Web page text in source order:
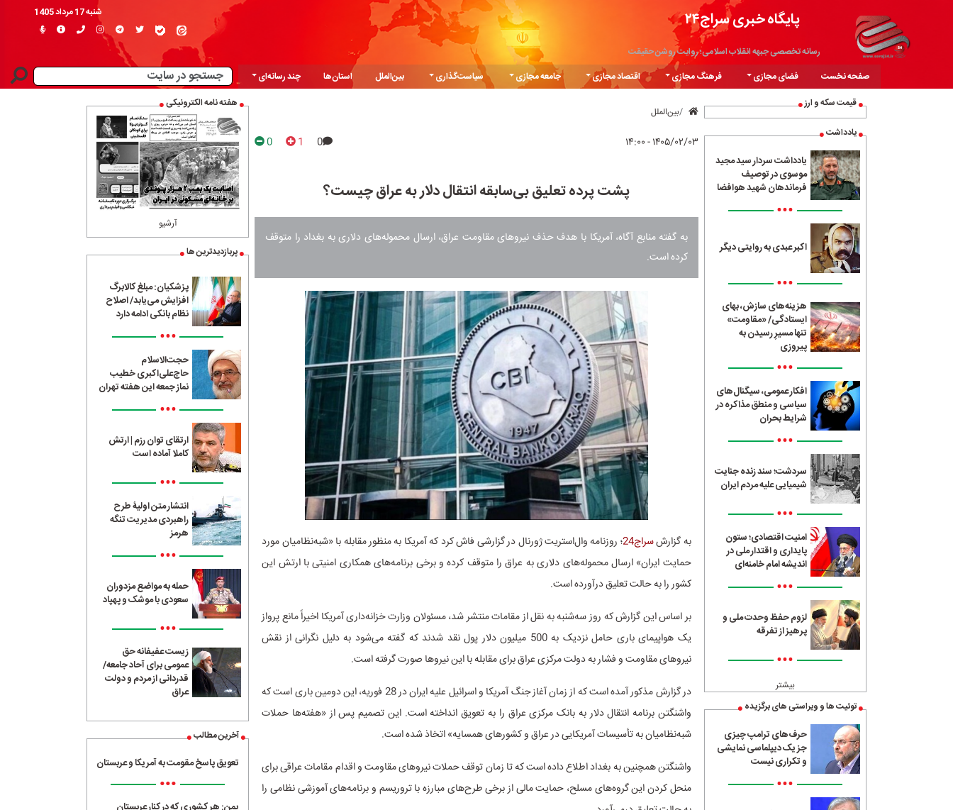
پایگاه خبری سراج۲۴
رسانه تخصصی جبهه انقلاب اسلامی؛ روایت روشن حقیقت
شنبه 17 مرداد 1405
صفحه نخست فضای مجازی فرهنگ مجازی اقتصاد مجازی جامعه مجازی سیاست‌گذاری بین‌الملل استان‌ها
چند رسانه‌ای
قیمت سکه و ارز
یادداشت
یادداشت سردار سید مجید
موسوی در توصیف
فرماندهان شهید هوافضا
•••
اکبر عبدی به روایتی دیگر
•••
هزینه‌های سازش، بهای
ایستادگی/ «مقاومت»
تنها مسیرِ رسیدن به
پیروزی
•••
افکار عمومی، سیگنال‌های
سیاسی و منطق مذاکره در
شرایط بحران
•••
سردشت؛ سند زنده جنایت
شیمیایی علیه مردم ایران
•••
امنیت اقتصادی؛ ستون
پایداری و اقتدار ملی در
اندیشه امام خامنه‌ای
•••
لزوم حفظ وحدت ملی و
پرهیز از تفرقه
•••
بیشتر
توئیت ها و ویراستی های برگزیده
حرف‌های ترامپ چیزی
جز یک دیپلماسی نمایشی
و تکراری نیست
•••
بین‌الملل
۱۴۰۵/۰۲/۰۳ - ۱۴:۰۰ 0
1
0
پشت پرده تعلیق بی‌سابقه انتقال دلار به عراق چیست؟
به گفته منابع آگاه، آمریکا با هدف حذف نیروهای مقاومت عراق، ارسال محموله‌های دلاری به بغداد را متوقف
کرده است.
به گزارشسراج24
؛ روزنامه وال‌استریت ژورنال در گزارشی فاش کرد که آمریکا به منظور مقابله با «شبه‌نظامیان مورد
حمایت ایران» ارسال محموله‌های دلاری به عراق را متوقف کرده و برخی برنامه‌های همکاری امنیتی با ارتش این
کشور را به حالت تعلیق درآورده است.
بر اساس این گزارش که روز سه‌شنبه به نقل از مقامات منتشر شد، مسئولان وزارت خزانه‌داری آمریکا اخیراً مانع پرواز
یک هواپیمای باری حامل نزدیک به 500 میلیون دلار پول نقد شدند که گفته می‌شود به دلیل نگرانی از نقش
نیروهای مقاومت و فشار به دولت مرکزی عراق برای مقابله با این نیروها صورت گرفته است.
در گزارش مذکور آمده است که از زمان آغاز جنگ آمریکا و اسرائیل علیه ایران در 28 فوریه، این دومین باری است که
واشنگتن برنامه انتقال دلار به بانک مرکزی عراق را به تعویق انداخته است. این تصمیم پس از «هفته‌ها حملات
شبه‌نظامیان به تأسیسات آمریکایی در عراق و کشورهای همسایه» اتخاذ شده است.
واشنگتن همچنین به بغداد اطلاع داده است که تا زمان توقف حملات نیروهای مقاومت و اقدام مقامات عراقی برای
منحل کردن این گروه‌های مسلح، حمایت مالی از برخی طرح‌های مبارزه با تروریسم و برنامه‌های آموزشی نظامی را
هفته نامه الکترونیکی
آرشیو
پربازدیدترین ها
پزشکیان: مبلغ کالابرگ
افزایش می‌یابد/ اصلاح
نظام بانکی ادامه دارد
•••
حجت‌الاسلام
حاج‌علی‌اکبری خطیب
نماز جمعه این هفته تهران
•••
ارتقای توان رزم | ارتش
کاملا آماده است
•••
انتشار متن اولیۀ طرح
راهبردی مدیریت تنگه
هرمز
•••
حمله به مواضع مزدوران
سعودی با موشک و پهپاد
•••
زیست عفیفانه حق
عمومی برای آحاد جامعه/
قدردانی از مردم و دولت
عراق
آخرین مطالب
تعویق پاسخ مقومت به آمریکا و عربستان
•••